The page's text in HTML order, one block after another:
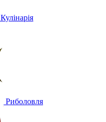
Кулінарія
Риболовля